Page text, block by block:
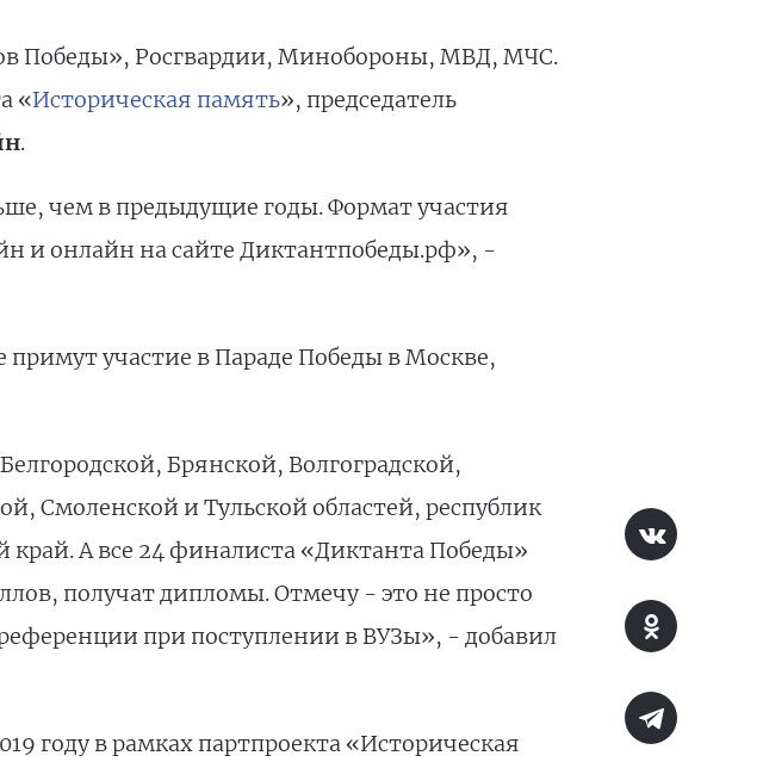
Победы», Росгвардии, Минобороны, МВД, МЧС.
«Историческая память», председатель
.
чем в предыдущие годы. Формат участия
и онлайн на сайте Диктантпобеды.рф», -
примут участие в Параде Победы в Москве,
Брянской, Волгоградской,
Смоленской и Тульской областей, республик
А все 24 финалиста «Диктанта Победы»
получат дипломы. Отмечу - это не просто
при поступлении в ВУЗы», - добавил
году в рамках партпроекта «Историческая